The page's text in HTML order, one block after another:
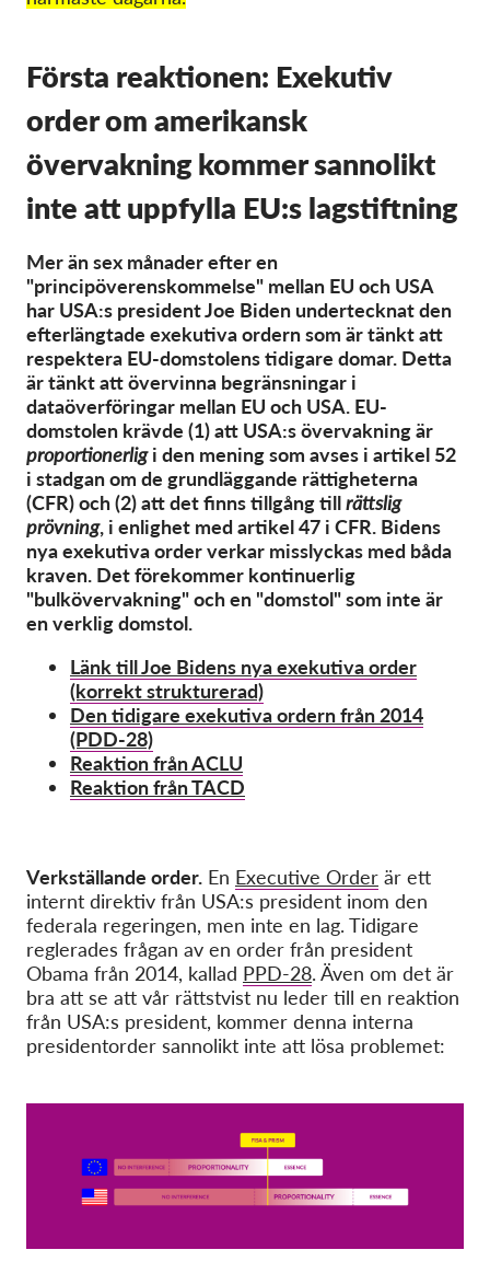
Contact
Första reaktionen: Exekutiv
order om amerikansk
övervakning kommer sannolikt
inte att uppfylla EU:s lagstiftning
Mer än sex månader efter en
"principöverenskommelse" mellan EU och USA
har USA:s president Joe Biden undertecknat den
efterlängtade exekutiva ordern som är tänkt att
respektera EU-domstolens tidigare domar. Detta
är tänkt att övervinna begränsningar i
dataöverföringar mellan EU och USA. EU-
domstolen krävde (1) att USA:s övervakning är
proportionerligi den mening som avses i artikel 52
i stadgan om de grundläggande rättigheterna
(CFR) och (2) att det finns tillgång tillrättslig
prövning, i enlighet med artikel 47 i CFR. Bidens
nya exekutiva order verkar misslyckas med båda
kraven. Det förekommer kontinuerlig
"bulkövervakning" och en "domstol" som inte är
en verklig domstol.
Länk till Joe Bidens nya exekutiva order
(korrekt strukturerad)
Den tidigare exekutiva ordern från 2014
(PDD-28)
Reaktion från ACLU
Reaktion från TACD
Verkställande order. En Executive Order är ett
internt direktiv från USA:s president inom den
federala regeringen, men inte en lag. Tidigare
reglerades frågan av en order från president
Obama från 2014, kallad PPD-28. Även om det är
bra att se att vår rättstvist nu leder till en reaktion
från USA:s president, kommer denna interna
presidentorder sannolikt inte att lösa problemet: